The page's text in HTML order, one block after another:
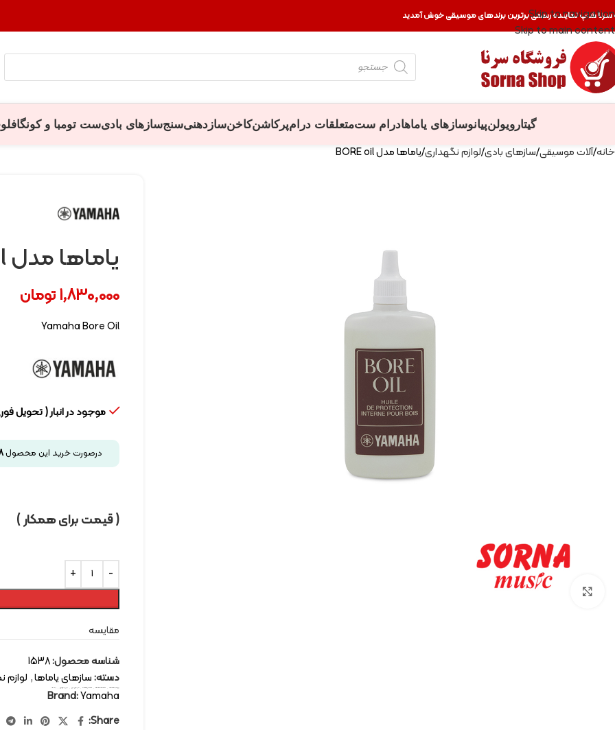
Skip to navigation
Skip to main content
سرنا شاپ نماینده رسمی برترین برندهای موسیقی خوش آمدید
گیتار ویولنپیانوسازهای یاماهادرام ستمتعلقات درامپرکاشنکاخنسازدهنیسنجسازهای بادیست تومبا و کونگا
خانه آلات موسیقی سازهای بادی لوازم نگهداری یاماها مدل BORE oil
Click to enlarge
یاماها مدل BORE oil
1,830,000تومان
Yamaha Bore Oil
موجود در انبار ( تحویل
درصورت خرید این محصول
( قیمت برای همکار )
مقایسه
شناسه محصول:1538
دسته:سازهای یاماها, لوازم
لوازم نگهداری
Brand:Yamaha
Share: